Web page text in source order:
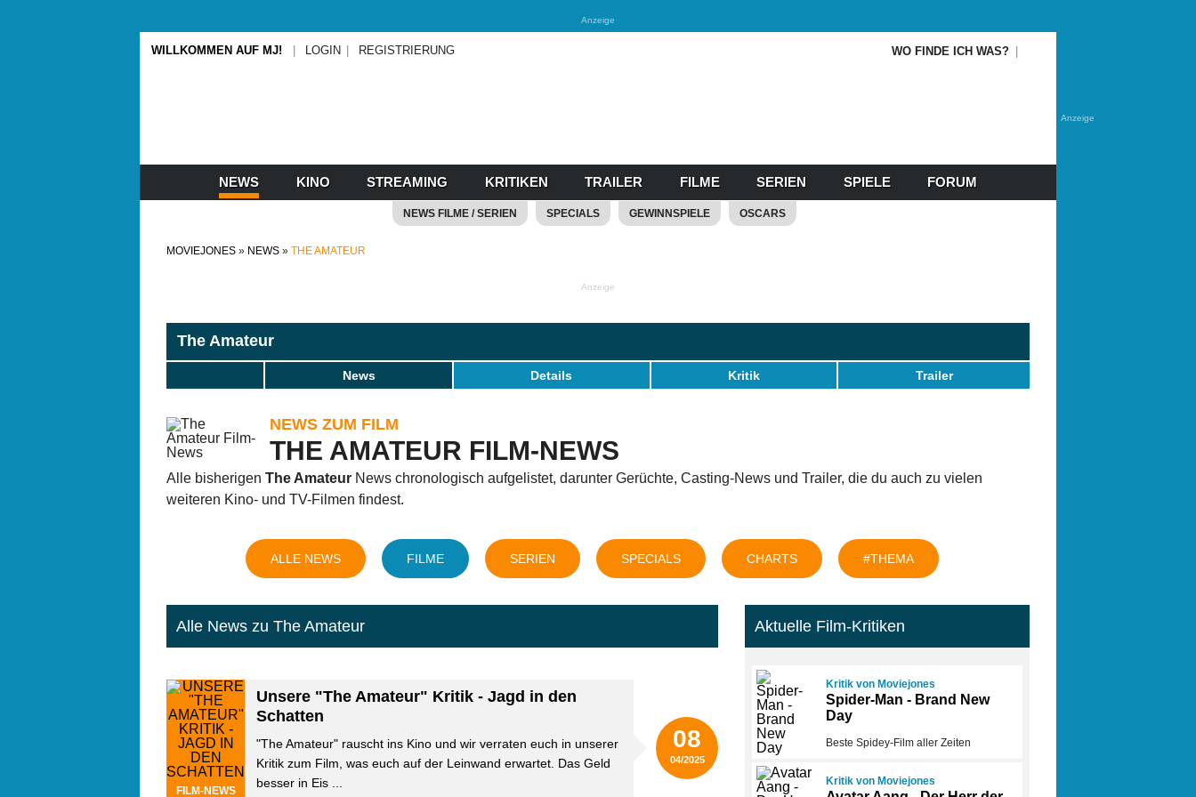
Anzeige
Anzeige
WILLKOMMEN AUF MJ! LOGIN REGISTRIERUNG WO FINDE ICH WAS?
NEWS KINO STREAMING KRITIKEN TRAILER FILME SERIEN SPIELE FORUM
NEWS FILME / SERIEN SPECIALS GEWINNSPIELE OSCARS
MOVIEJONES NEWS THE AMATEUR
Anzeige
The Amateur
News Details Kritik Trailer
NEWS ZUM FILM
THE AMATEUR FILM-NEWS
Alle bisherigen The Amateur News chronologisch aufgelistet, darunter Gerüchte, Casting-News und Trailer, die du auch zu vielen
weiteren Kino- und TV-Filmen findest.
ALLE NEWS FILME SERIEN SPECIALS CHARTS #THEMA
Alle News zu The Amateur
FILM-NEWS
Unsere "The Amateur" Kritik - Jagd in den
Schatten
"The Amateur" rauscht ins Kino und wir verraten euch in unserer
Kritik zum Film, was euch auf der Leinwand erwartet. Das Geld
besser in Eis ...
08
04/2025
Aktuelle Film-Kritiken
Kritik von Moviejones
Spider-Man - Brand New
Day
Beste Spidey-Film aller Zeiten
Kritik von Moviejones